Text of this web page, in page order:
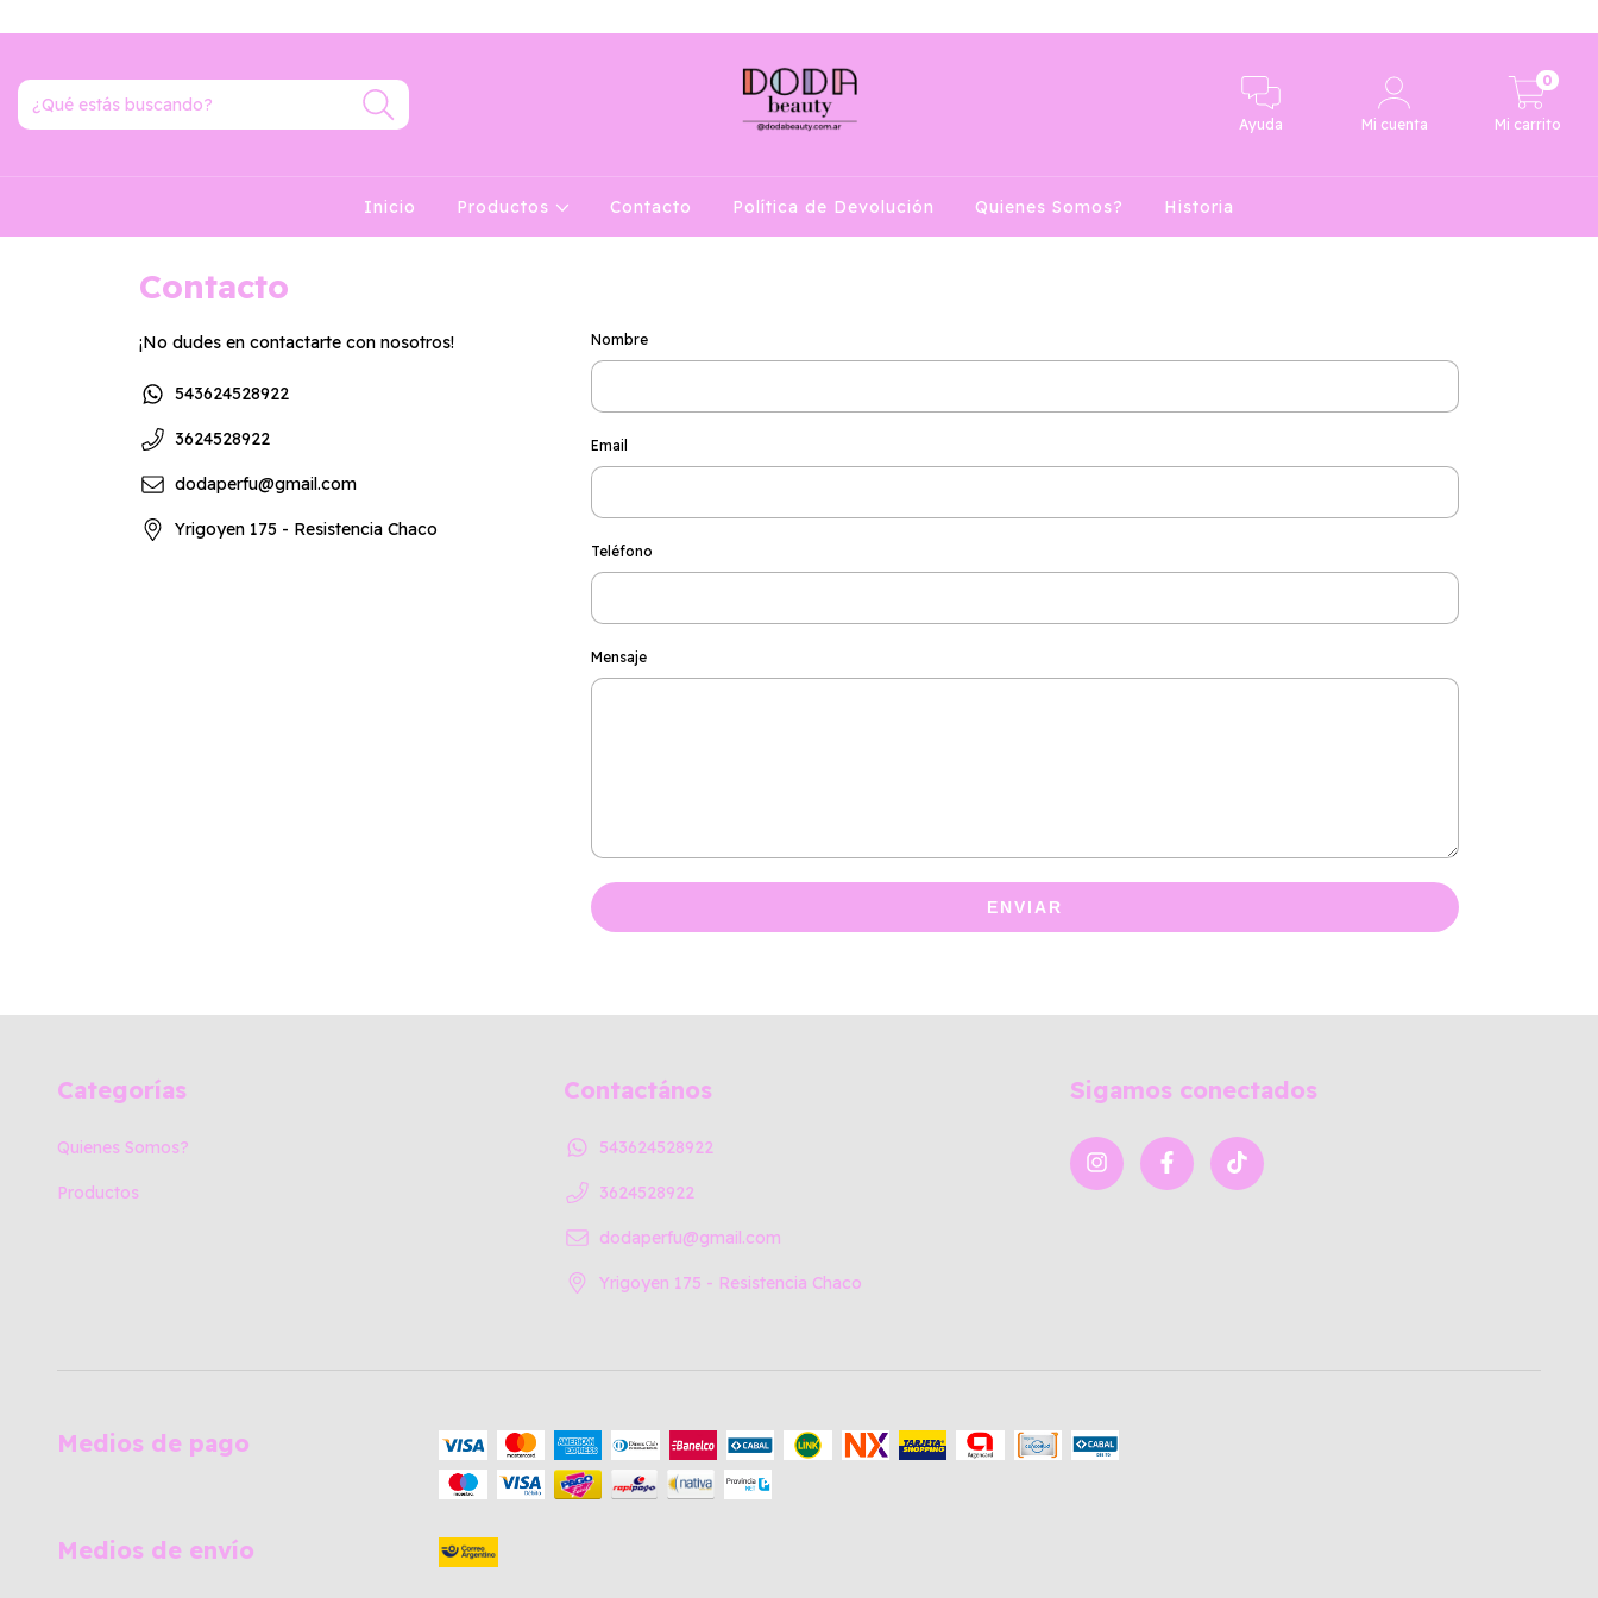
Ayuda Mi cuenta Mi carrito
0
Inicio Productos Contacto Política de Devolución Quienes Somos? Historia
Contacto
¡No dudes en contactarte con nosotros!
543624528922
3624528922
dodaperfu@gmail.com
Yrigoyen 175 - Resistencia Chaco
Nombre
Email
Teléfono
Mensaje
ENVIAR
Categorías
Quienes Somos?
Productos
Contactános
543624528922
3624528922
dodaperfu@gmail.com
Yrigoyen 175 - Resistencia Chaco
Sigamos conectados
Medios de pago
Medios de envío